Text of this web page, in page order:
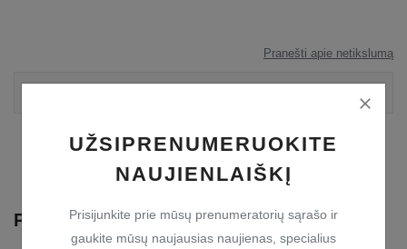
UŽSIPRENUMERUOKITE
NAUJIENLAIŠKĮ
Prisijunkite prie mūsų prenumeratorių sąrašo ir
gaukite mūsų naujausias naujienas, specialius
Pranešti apie netikslumą
Panašios prekės